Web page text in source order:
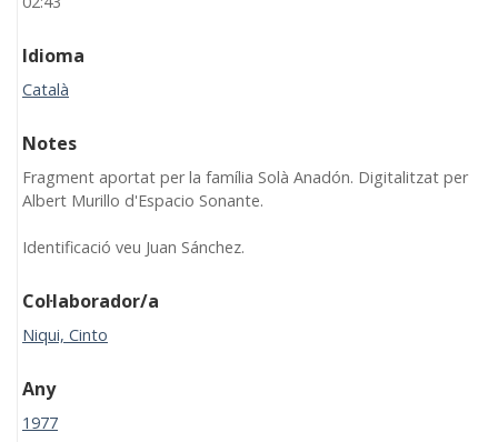
Idioma
Català
Notes
Fragment aportat per la família Solà Anadón. Digitalitzat per
Albert Murillo d'Espacio Sonante.
Identificació veu Juan Sánchez.
Col·laborador/a
Niqui, Cinto
Any
1977